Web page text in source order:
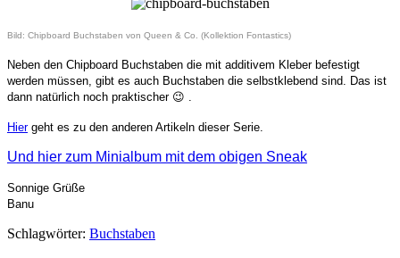
Bild: Chipboard Buchstaben von Queen & Co. (Kollektion Fontastics)
Neben den Chipboard Buchstaben die mit additivem Kleber befestigt
werden müssen, gibt es auch Buchstaben die selbstklebend sind. Das ist
dann natürlich noch praktischer 😉 .
Hiergeht es zu den anderen Artikeln dieser Serie.
Und hier zum Minialbum mit dem obigen Sneak
Sonnige Grüße
Banu
Schlagwörter: Buchstaben